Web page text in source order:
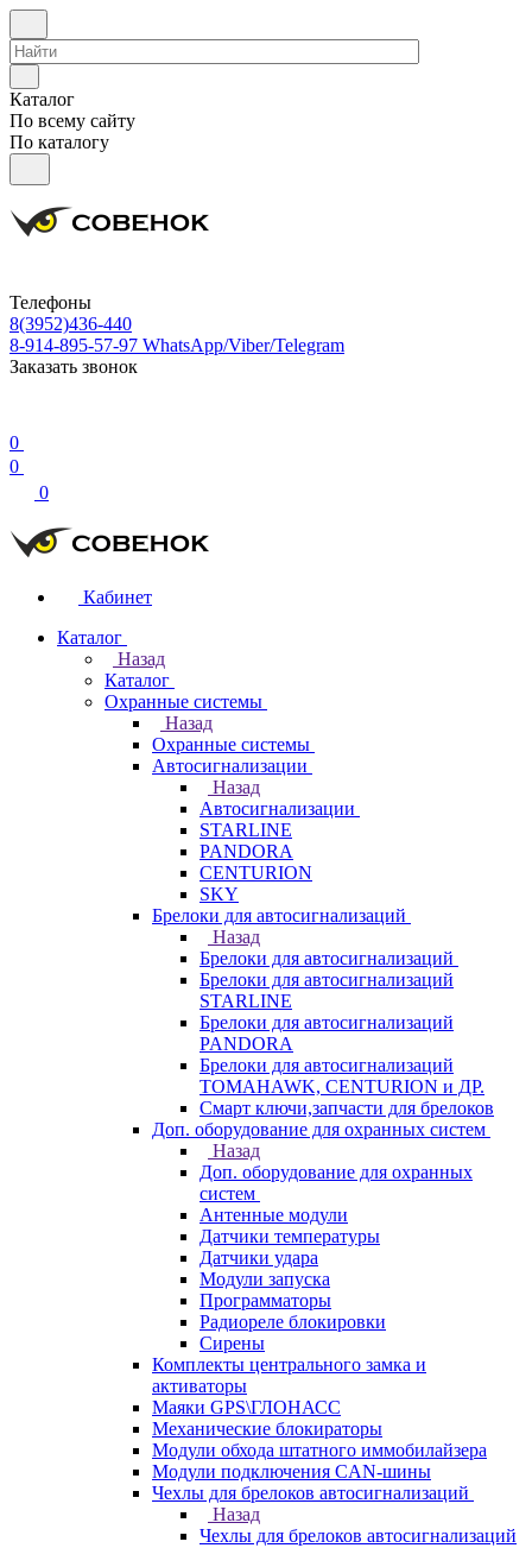
Каталог
По всему сайту
По каталогу
Телефоны
8(3952)436-440
8-914-895-57-97 WhatsApp/Viber/Telegram
Заказать звонок
0
0
0
Кабинет
Каталог
Назад
Каталог
Охранные системы
Назад
Охранные системы
Автосигнализации
Назад
Автосигнализации
STARLINE
PANDORA
CENTURION
SKY
Брелоки для автосигнализаций
Назад
Брелоки для автосигнализаций
Брелоки для автосигнализаций
STARLINE
Брелоки для автосигнализаций
PANDORA
Брелоки для автосигнализаций
TOMAHAWK, CENTURION и ДР.
Смарт ключи,запчасти для брелоков
Доп. оборудование для охранных систем
Назад
Доп. оборудование для охранных
систем
Антенные модули
Датчики температуры
Датчики удара
Модули запуска
Программаторы
Радиореле блокировки
Сирены
Комплекты центрального замка и
активаторы
Маяки GPS\ГЛОНАСС
Механические блокираторы
Модули обхода штатного иммобилайзера
Модули подключения CAN-шины
Чехлы для брелоков автосигнализаций
Назад
Чехлы для брелоков автосигнализаций